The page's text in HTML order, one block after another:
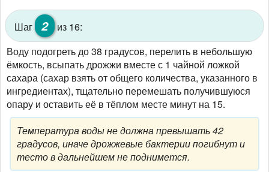
Шаг 2
из 16:
Воду подогреть до 38 градусов, перелить в небольшую
ёмкость, всыпать дрожжи вместе с 1 чайной ложкой
сахара (сахар взять от общего количества, указанного в
ингредиентах), тщательно перемешать получившуюся
опару и оставить её в тёплом месте минут на 15.
Температура воды не должна превышать 42
градусов, иначе дрожжевые бактерии погибнут и
тесто в дальнейшем не поднимется.